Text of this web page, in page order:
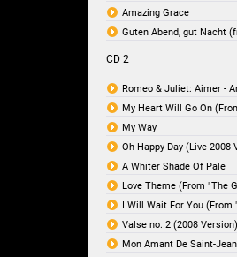
Amazing Grace
Guten Abend, gut Nacht
CD 2
Romeo & Juliet: Aimer -
My Heart Will Go On
My Way
Oh Happy Day (Live 2008
A Whiter Shade Of Pale
Love Theme (From "The
I Will Wait For You (From
Valse no. 2 (2008 Version)
Mon Amant De Saint-Jean